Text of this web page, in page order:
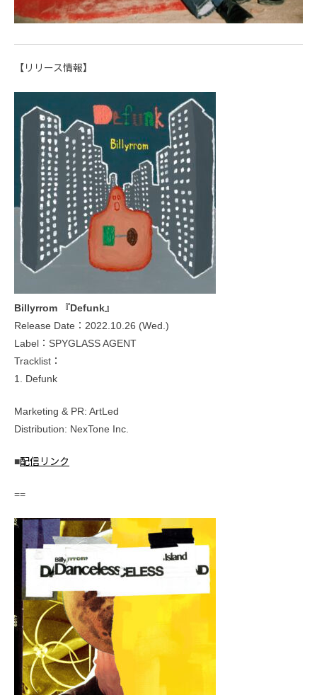
【リリース情報】
Billyrrom 『Defunk』
Release Date：2022.10.26 (Wed.)
Label：SPYGLASS AGENT
Tracklist：
1. Defunk
Marketing & PR: ArtLed
Distribution: NexTone Inc.
■配信リンク
==